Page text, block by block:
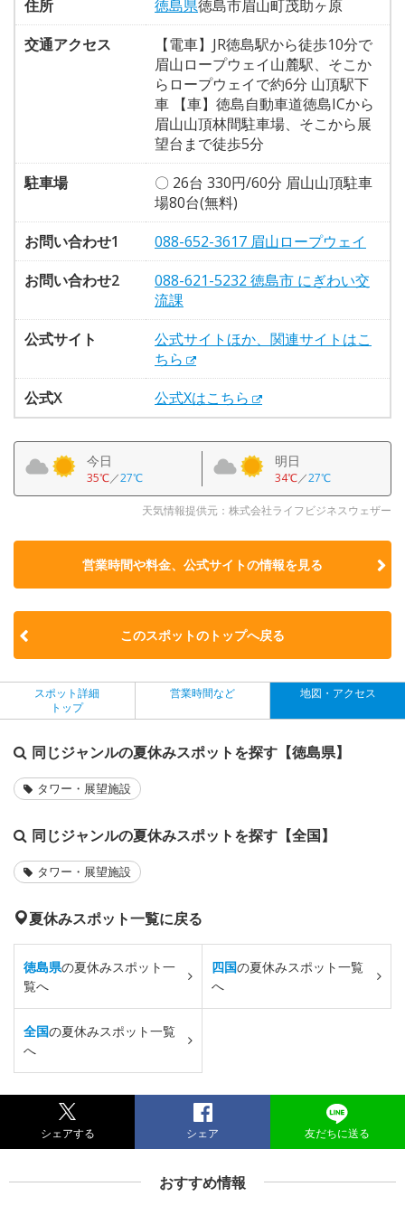
住所 徳島県徳島市眉山町茂助ヶ原
交通アクセス
【電車】JR徳島駅から徒歩10分で
眉山ロープウェイ山麓駅、そこか
らロープウェイで約6分 山頂駅下
車 【車】徳島自動車道徳島ICから
眉山山頂林間駐車場、そこから展
望台まで徒歩5分
駐車場
〇 26台 330円/60分 眉山山頂駐車
場80台(無料)
お問い合わせ1
088-652-3617 眉山ロープウェイ
お問い合わせ2
088-621-5232 徳島市 にぎわい交
流課
公式サイト
公式サイトほか、関連サイトはこ
ちら
公式X
公式Xはこちら
今日
35℃／27℃
明日
34℃／27℃
天気情報提供元：株式会社ライフビジネスウェザー
営業時間や料金、公式サイトの情報を見る
このスポットのトップへ戻る
スポット詳細
トップ
営業時間など 地図・アクセス
同じジャンルの夏休みスポットを探す【徳島県】
タワー・展望施設
同じジャンルの夏休みスポットを探す【全国】
タワー・展望施設
夏休みスポット一覧に戻る
徳島県の夏休みスポット一
覧へ
四国の夏休みスポット一覧
へ
全国の夏休みスポット一覧
へ
シェアする シェア 友だちに送る
おすすめ情報